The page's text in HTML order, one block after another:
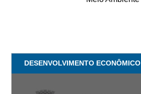
DESENVOLVIMENTO ECONÔMICO